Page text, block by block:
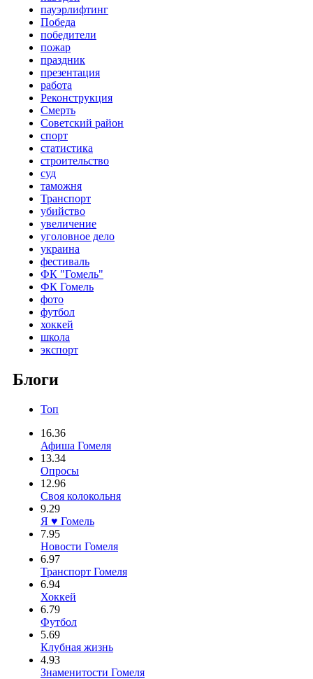
пауэрлифтинг
Победа
победители
пожар
праздник
презентация
работа
Реконструкция
Смерть
Советский район
спорт
статистика
строительство
суд
таможня
Транспорт
убийство
увеличение
уголовное дело
украина
фестиваль
ФК "Гомель"
ФК Гомель
фото
футбол
хоккей
школа
экспорт
Блоги
Топ
16.36
Афиша Гомеля
13.34
Опросы
12.96
Своя колокольня
9.29
Я ♥ Гомель
7.95
Новости Гомеля
6.97
Транспорт Гомеля
6.94
Хоккей
6.79
Футбол
5.69
Клубная жизнь
4.93
Знаменитости Гомеля